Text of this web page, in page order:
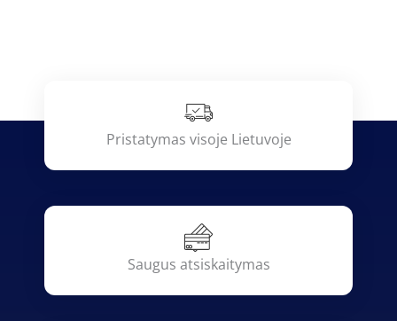
Pristatymas visoje Lietuvoje
Saugus atsiskaitymas